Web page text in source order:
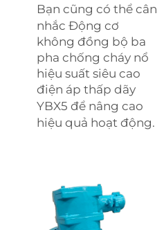
Bạn cũng có thể cân
nhắc Động cơ
không đồng bộ ba
pha chống cháy nổ
hiệu suất siêu cao
điện áp thấp dãy
YBX5 để nâng cao
hiệu quả hoạt động.